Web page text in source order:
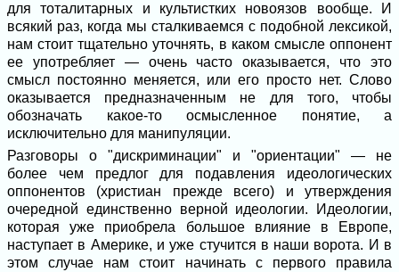
для тоталитарных и культистких новоязов вообще. И
всякий раз, когда мы сталкиваемся с подобной лексикой,
нам стоит тщательно уточнять, в каком смысле оппонент
ее употребляет — очень часто оказывается, что это
смысл постоянно меняется, или его просто нет. Слово
оказывается предназначенным не для того, чтобы
обозначать какое-то осмысленное понятие, а
исключительно для манипуляции.
Разговоры о "дискриминации" и "ориентации" — не
более чем предлог для подавления идеологических
оппонентов (христиан прежде всего) и утверждения
очередной единственно верной идеологии. Идеологии,
которая уже приобрела большое влияние в Европе,
наступает в Америке, и уже стучится в наши ворота. И в
этом случае нам стоит начинать с первого правила